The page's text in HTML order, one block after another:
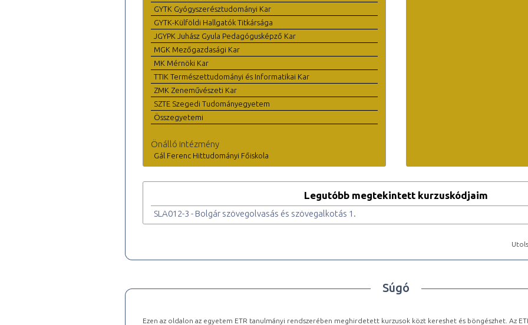
GYTK Gyógyszerésztudományi Kar
GYTK-Külföldi Hallgatók Titkársága
JGYPK Juhász Gyula Pedagógusképző Kar
MGK Mezőgazdasági Kar
MK Mérnöki Kar
TTIK Természettudományi és Informatikai Kar
ZMK Zeneművészeti Kar
SZTE Szegedi Tudományegyetem
Összegyetemi
Önálló intézmény
Gál Ferenc Hittudományi Főiskola
Legutóbb megtekintett kurzuskódjaim
SLA012-3 - Bolgár szövegolvasás és szövegalkotás 1.
Súgó
Ezen az oldalon az egyetem ETR tanulmányi rendszerében meghirdetett kurzusok közt kereshet és böngészhet. Az